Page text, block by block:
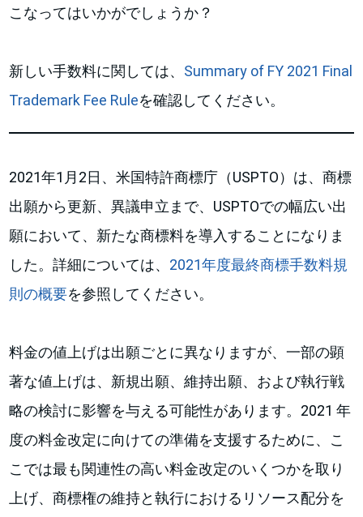
こなってはいかがでしょうか？
新しい手数料に関しては、 Summary of FY 2021 Final
Trademark Fee Ruleを確認してください。
2021年1月2日、米国特許商標庁（USPTO）は、商標
出願から更新、異議申立まで、USPTOでの幅広い出
願において、新たな商標料を導入することになりま
した。詳細については、 2021年度最終商標手数料規
則の概要を参照してください。
料金の値上げは出願ごとに異なりますが、一部の顕
著な値上げは、新規出願、維持出願、および執行戦
略の検討に影響を与える可能性があります。2021 年
度の料金改定に向けての準備を支援するために、こ
こでは最も関連性の高い料金改定のいくつかを取り
上げ、商標権の維持と執行におけるリソース配分を